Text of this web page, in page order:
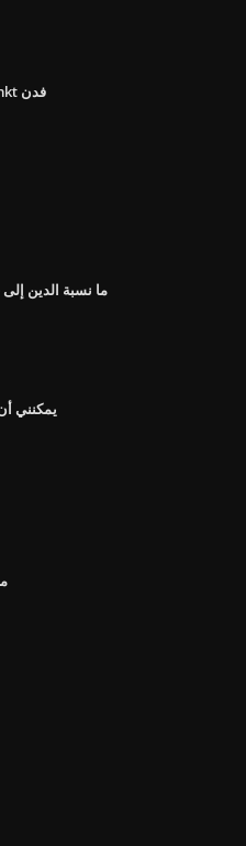
أول مؤشر ثقة داو جونز الإنترنت nysemkt فدن
ما نسبة الدين
يمكنني